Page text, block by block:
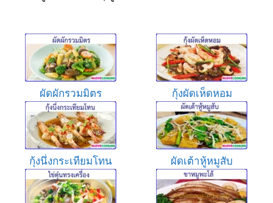
ผัดผักรวมมิตร กุ้งผัดเห็ดหอม
กุ้งนึ่งกระเทียมโทน ผัดเต้าหู้หมูสับ